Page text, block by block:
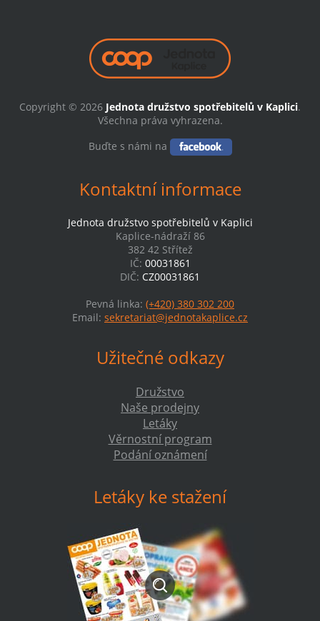
Copyright © 2026 Jednota družstvo spotřebitelů v Kaplici.
Všechna práva vyhrazena.
Buďte s námi na
Kontaktní informace
Jednota družstvo spotřebitelů v Kaplici
Kaplice-nádraží 86
382 42 Střítež
IČ: 00031861
DIČ: CZ00031861
Pevná linka: (+420) 380 302 200
Email: sekretariat@jednotakaplice.cz
Užitečné odkazy
Družstvo
Naše prodejny
Letáky
Věrnostní program
Podání oznámení
Letáky ke stažení